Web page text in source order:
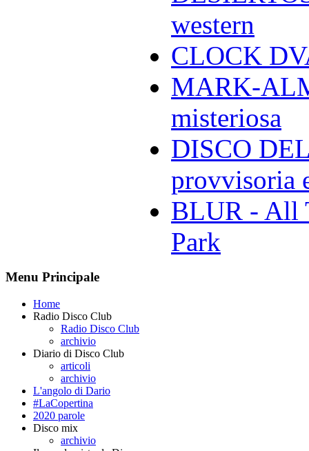
western
CLOCK
MARK-
misteriosa
DISCO
provvisoria
BLUR - All
Park
Menu Principale
Home
Radio Disco Club
Radio Disco Club
archivio
Diario di Disco Club
articoli
archivio
L'angolo di Dario
#LaCopertina
2020 parole
Disco mix
archivio